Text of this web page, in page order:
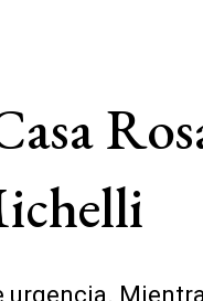
urgencia.